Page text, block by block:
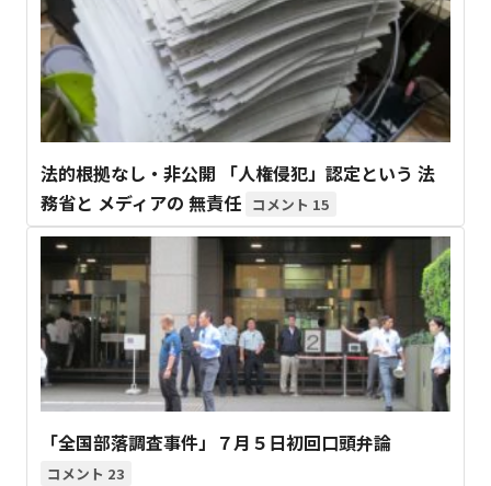
法的根拠なし・非公開 「人権侵犯」認定という 法
務省と メディアの 無責任
15
「全国部落調査事件」７月５日初回口頭弁論
23